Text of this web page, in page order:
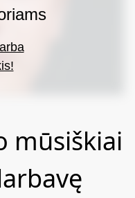
mūsiškiai